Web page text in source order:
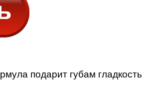
подарит губам гладкость